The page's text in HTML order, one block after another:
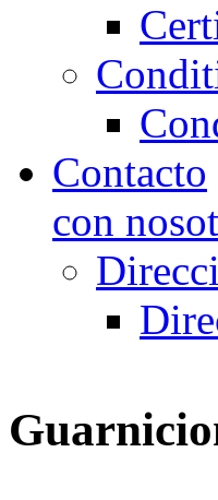
Contacto
con